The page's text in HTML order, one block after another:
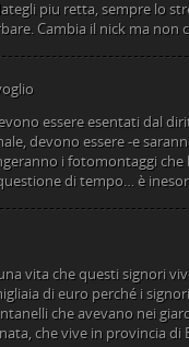
piu retta, sempre lo
Cambia il nick ma non
essere esentati dal
devono essere -e
i fotomontaggi
questione di tempo… è
vita che questi signori
di euro perché i
che avevano nei
che vive in provincia